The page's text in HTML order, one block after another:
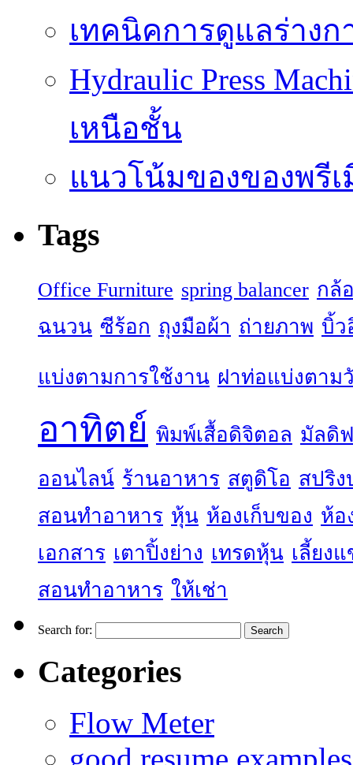
เทคนิคการดูแลร่างก
Hydraulic Press
เหนือชั้น
แนวโน้มของของพรี
Tags
Office Furniture spring balancer กล้
ฉนวน ซีร้อก ถุงมือผ้า ถ่ายภาพ บิ้ว
แบ่งตามการใช้งาน ฝาท่อแบ่งตาม
อาทิตย์ พิมพ์เสื้อดิจิตอล มัลดิ
ออนไลน์ ร้านอาหาร สตูดิโอ สปริง
สอนทำอาหาร หุ้น ห้องเก็บของ ห้อ
เอกสาร เตาปิ้งย่าง เทรดหุ้น เลี้ยง
สอนทำอาหาร ให้เช่า
Search for:
Categories
Flow Meter